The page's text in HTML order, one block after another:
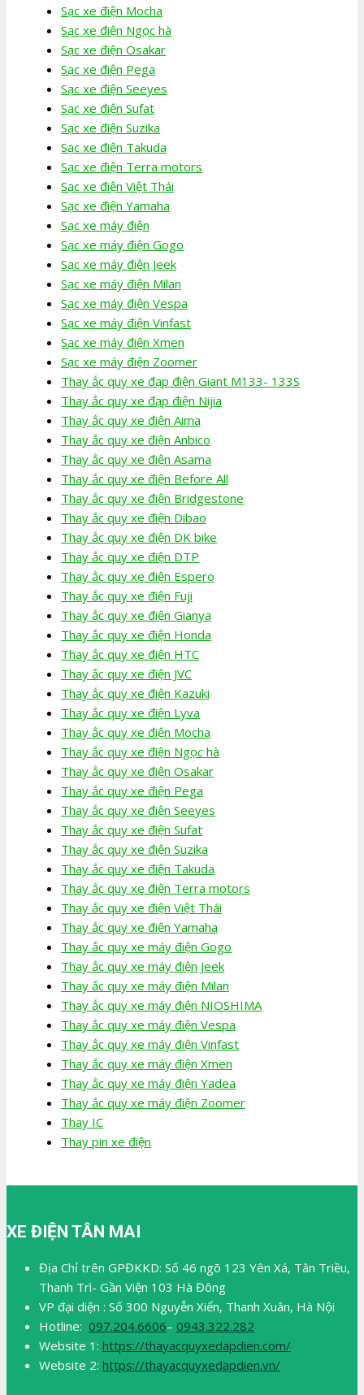
Sạc xe điện Mocha
Sạc xe điện Ngọc hà
Sạc xe điện Osakar
Sạc xe điện Pega
Sạc xe điện Seeyes
Sạc xe điện Sufat
Sạc xe điện Suzika
Sạc xe điện Takuda
Sạc xe điện Terra motors
Sạc xe điện Việt Thái
Sạc xe điện Yamaha
Sạc xe máy điện
Sạc xe máy điện Gogo
Sạc xe máy điện Jeek
Sạc xe máy điện Milan
Sạc xe máy điện Vespa
Sạc xe máy điện Vinfast
Sạc xe máy điện Xmen
Sạc xe máy điện Zoomer
Thay ắc quy xe đạp điện Giant M133- 133S
Thay ắc quy xe đạp điện Nijia
Thay ắc quy xe điện Aima
Thay ắc quy xe điện Anbico
Thay ắc quy xe điện Asama
Thay ắc quy xe điện Before All
Thay ắc quy xe điện Bridgestone
Thay ắc quy xe điện Dibao
Thay ắc quy xe điện DK bike
Thay ắc quy xe điện DTP
Thay ắc quy xe điện Espero
Thay ắc quy xe điện Fuji
Thay ắc quy xe điện Gianya
Thay ắc quy xe điện Honda
Thay ắc quy xe điện HTC
Thay ắc quy xe điện JVC
Thay ắc quy xe điện Kazuki
Thay ắc quy xe điện Lyva
Thay ắc quy xe điện Mocha
Thay ắc quy xe điện Ngọc hà
Thay ắc quy xe điện Osakar
Thay ắc quy xe điện Pega
Thay ắc quy xe điện Seeyes
Thay ắc quy xe điện Sufat
Thay ắc quy xe điện Suzika
Thay ắc quy xe điện Takuda
Thay ắc quy xe điện Terra motors
Thay ắc quy xe điện Việt Thái
Thay ắc quy xe điện Yamaha
Thay ắc quy xe máy điện Gogo
Thay ắc quy xe máy điện Jeek
Thay ắc quy xe máy điện Milan
Thay ắc quy xe máy điện NIOSHIMA
Thay ắc quy xe máy điện Vespa
Thay ắc quy xe máy điện Vinfast
Thay ắc quy xe máy điện Xmen
Thay ắc quy xe máy điện Yadea
Thay ắc quy xe máy điện Zoomer
Thay IC
Thay pin xe điện
XE ĐIỆN TÂN MAI
Địa Chỉ trên GPĐKKD: Số 46 ngõ 123 Yên Xá, Tân Triều,
Thanh Trì- Gần Viện 103 Hà Đông
VP đại diện : Số 300 Nguyễn Xiển, Thanh Xuân, Hà Nội
Hotline: 097.204.6606– 0943.322.282
Website 1: https://thayacquyxedapdien.com/
Website 2: https://thayacquyxedapdien.vn/